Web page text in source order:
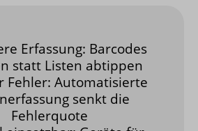
Erfassung: Barcodes
statt Listen abtippen
Fehler: Automatisierte
senkt die
Fehlerquote